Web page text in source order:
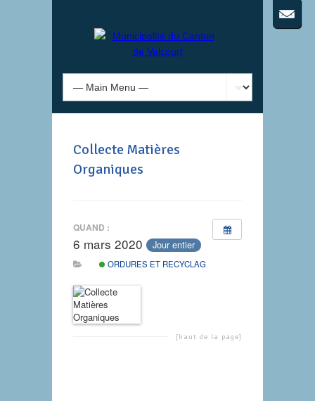
Collecte Matières
Organiques
QUAND :
6 mars 2020 Jour entier
ORDURES ET RECYCLAGE
[haut de la page]